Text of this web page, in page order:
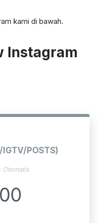
kami di bawah.
Instagram
POSTS)
Otomatis